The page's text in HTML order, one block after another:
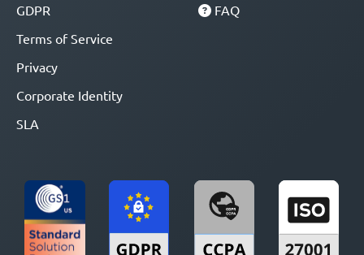
GDPR
Terms of Service
Privacy
Corporate Identity
SLA
FAQ